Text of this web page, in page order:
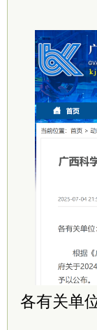
各有关单